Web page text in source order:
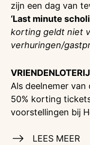
zijn een dag van
‘Last minute
korting geldt niet
verhuringen/
VRIENDENLOTERIJ
Als deelnemer
50% korting
voorstellingen bij
LEES MEER